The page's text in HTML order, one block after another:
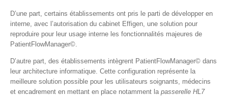
D’une part, certains établissements ont pris le parti de développer en
interne, avec l’autorisation du cabinet Effigen, une solution pour
reproduire pour leur usage interne les fonctionnalités majeures de
PatientFlowManager©.
D’autre part, des établissements intègrent PatientFlowManager© dans
leur architecture informatique. Cette configuration représente la
meilleure solution possible pour les utilisateurs soignants, médecins
et encadrement en mettant en place notamment la passerelle HL7